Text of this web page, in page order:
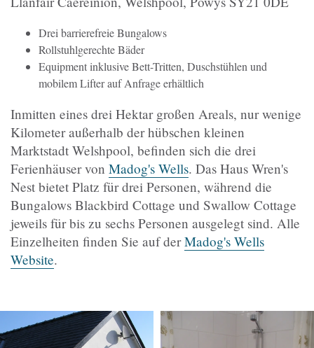
Drei barrierefreie Bungalows
Rollstuhlgerechte Bäder
Equipment inklusive Bett-Tritten, Duschstühlen und
mobilem Lifter auf Anfrage erhältlich
Inmitten eines drei Hektar großen Areals, nur wenige
Kilometer außerhalb der hübschen kleinen
Marktstadt Welshpool, befinden sich die drei
Ferienhäuser von Madog's Wells. Das Haus Wren's
Nest bietet Platz für drei Personen, während die
Bungalows Blackbird Cottage und Swallow Cottage
jeweils für bis zu sechs Personen ausgelegt sind. Alle
Einzelheiten finden Sie auf derMadog's Wells
Website.